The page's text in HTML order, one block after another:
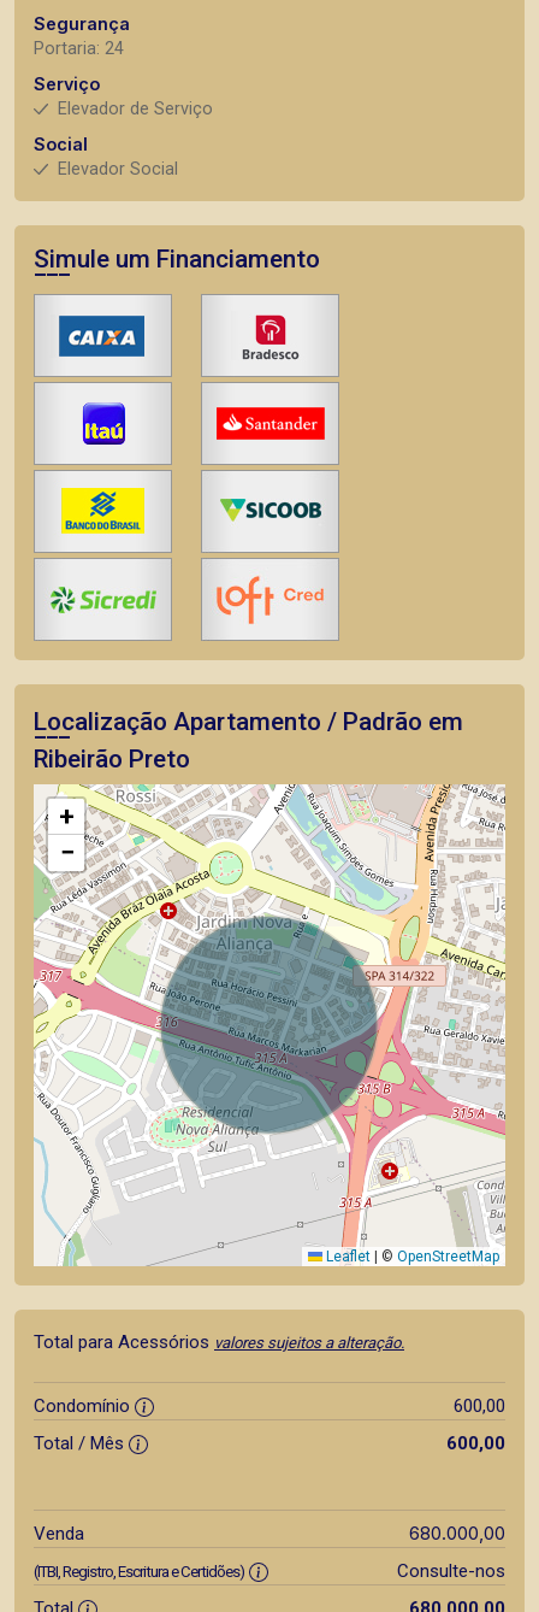
Segurança
Portaria: 24
Serviço
Elevador de Serviço
Social
Elevador Social
Simule um Financiamento
Localização Apartamento / Padrão em
Ribeirão Preto
+
−
Leaflet © OpenStreetMap
Total para Acessórios valores sujeitos a alteração.
Condomínio
600,00
Total / Mês
600,00
Venda 680.000,00
(ITBI, Registro, Escritura e Certidões)
Consulte-nos